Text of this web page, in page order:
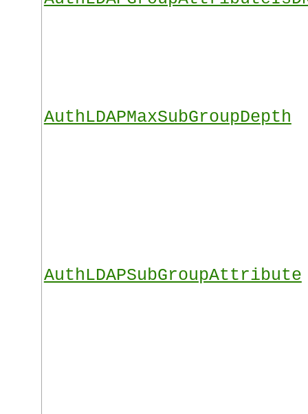
AuthLDAPMaxSubGroupDepth
AuthLDAPSubGroupAttribute